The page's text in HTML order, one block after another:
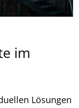
im
Lösungen